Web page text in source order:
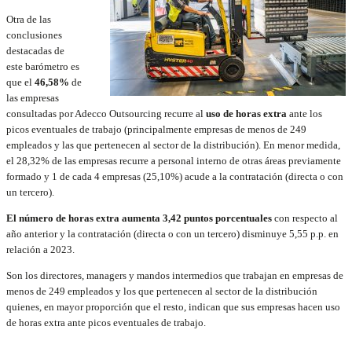
Otra de las
conclusiones
destacadas de
este barómetro es
que el 46,58% de
las empresas
consultadas por Adecco Outsourcing recurre al uso de horas extra ante los
picos eventuales de trabajo (principalmente empresas de menos de 249
empleados y las que pertenecen al sector de la distribución). En menor medida,
el 28,32% de las empresas recurre a personal interno de otras áreas previamente
formado y 1 de cada 4 empresas (25,10%) acude a la contratación (directa o con
un tercero).
El número de horas extra aumenta 3,42 puntos porcentuales con respecto al
año anterior y la contratación (directa o con un tercero) disminuye 5,55 p.p. en
relación a 2023.
Son los directores, managers y mandos intermedios que trabajan en empresas de
menos de 249 empleados y los que pertenecen al sector de la distribución
quienes, en mayor proporción que el resto, indican que sus empresas hacen uso
de horas extra ante picos eventuales de trabajo.